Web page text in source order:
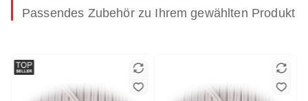
Passendes Zubehör zu Ihrem gewählten Produkt